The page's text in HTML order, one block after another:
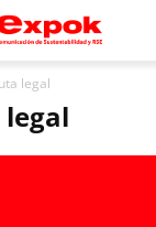
legal